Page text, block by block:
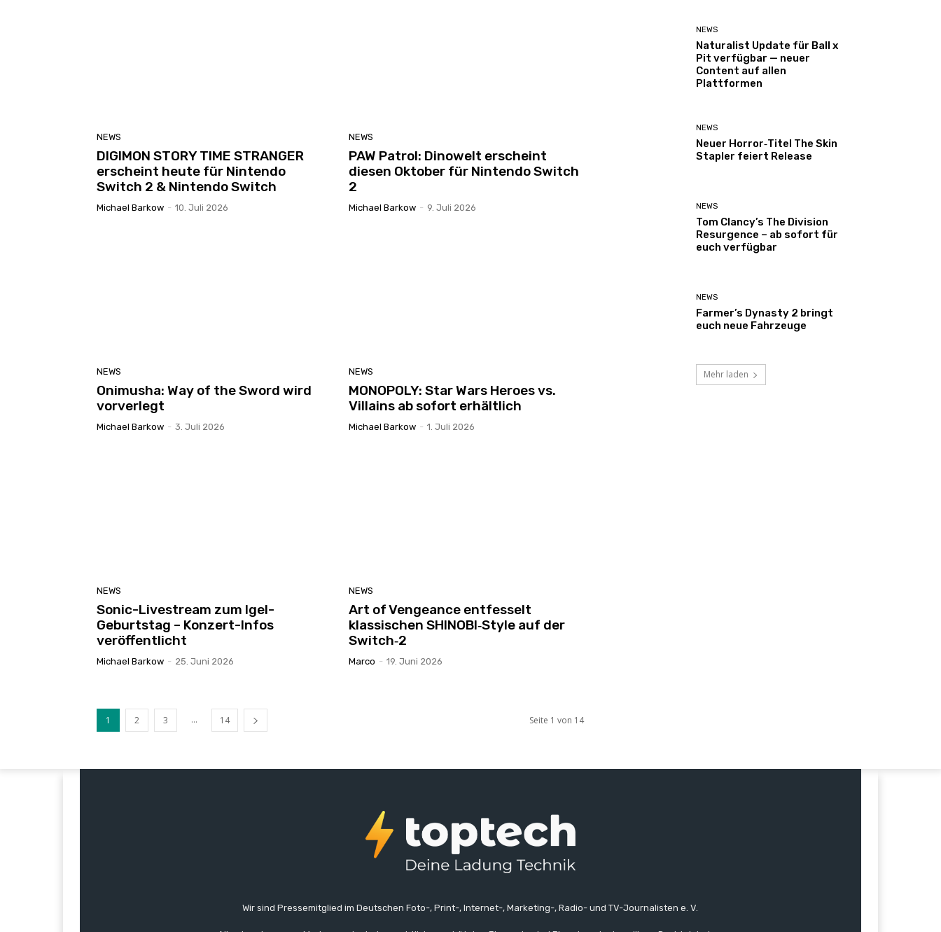
NEWS
DIGIMON STORY TIME STRANGER
erscheint heute für Nintendo
Switch 2 & Nintendo Switch
Michael Barkow - 10. Juli 2026
NEWS
PAW Patrol: Dinowelt erscheint
diesen Oktober für Nintendo Switch
2
Michael Barkow - 9. Juli 2026
NEWS
Onimusha: Way of the Sword wird
vorverlegt
Michael Barkow - 3. Juli 2026
NEWS
MONOPOLY: Star Wars Heroes vs.
Villains ab sofort erhältlich
Michael Barkow - 1. Juli 2026
NEWS
Sonic-Livestream zum Igel-
Geburtstag – Konzert-Infos
veröffentlicht
Michael Barkow - 25. Juni 2026
NEWS
Art of Vengeance entfesselt
klassischen SHINOBI‑Style auf der
Switch‑2
Marco - 19. Juni 2026
1 2 3 ... 14 Seite 1 von 14
NEWS
Naturalist Update für Ball x
Pit verfügbar — neuer
Content auf allen
Plattformen
NEWS
Neuer Horror‑Titel The Skin
Stapler feiert Release
NEWS
Tom Clancy’s The Division
Resurgence – ab sofort für
euch verfügbar
NEWS
Farmer’s Dynasty 2 bringt
euch neue Fahrzeuge
Mehr laden
Wir sind Pressemitglied im Deutschen Foto-, Print-, Internet-, Marketing-, Radio- und TV-Journalisten e. V.